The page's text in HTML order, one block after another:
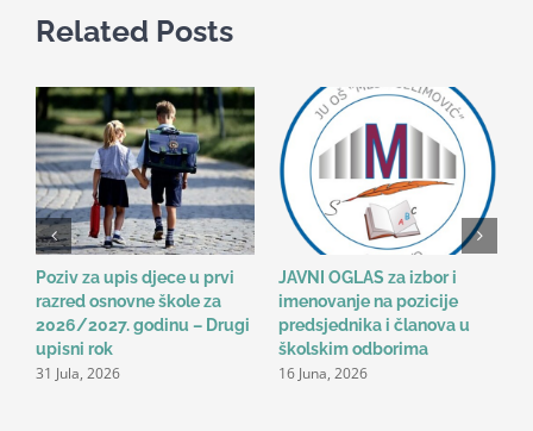
Related Posts
Poziv za upis djece u prvi
razred osnovne škole za
2026/2027. godinu – Drugi
upisni rok
31 Jula, 2026
JAVNI OGLAS za izbor i
imenovanje na pozicije
predsjednika i članova u
školskim odborima
16 Juna, 2026